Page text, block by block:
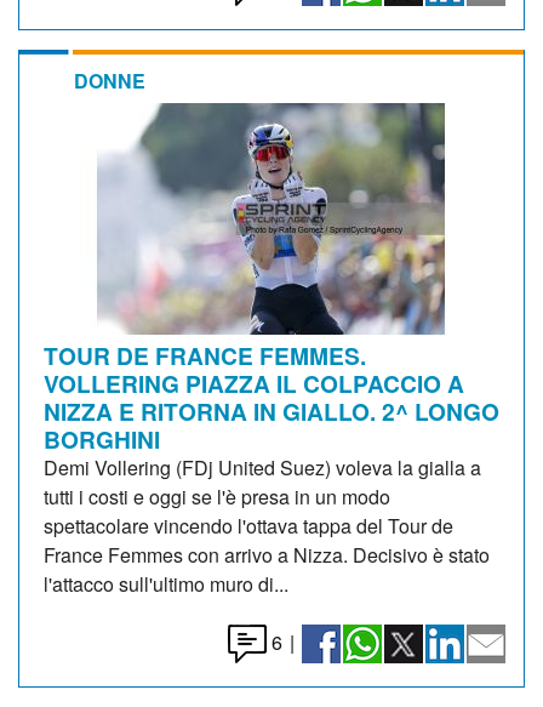
DONNE
TOUR DE FRANCE FEMMES.
VOLLERING PIAZZA IL COLPACCIO A
NIZZA E RITORNA IN GIALLO. 2^ LONGO
BORGHINI
Demi Vollering (FDj United Suez) voleva la gialla a
tutti i costi e oggi se l'è presa in un modo
spettacolare vincendo l'ottava tappa del Tour de
France Femmes con arrivo a Nizza. Decisivo è stato
l'attacco sull'ultimo muro di...
6 |